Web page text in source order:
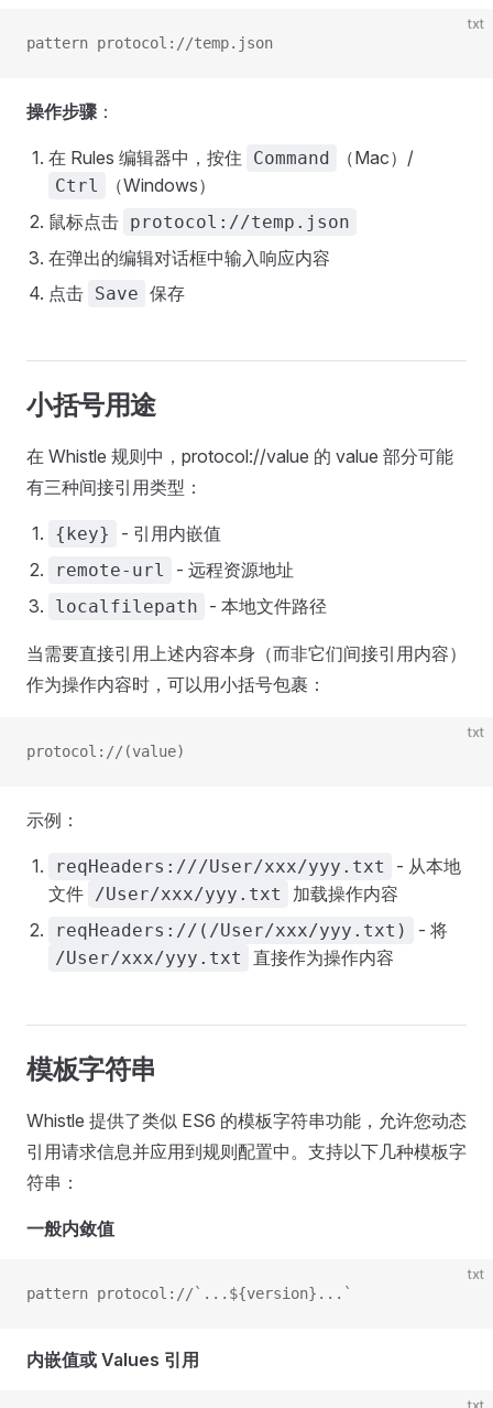
txt
pattern protocol://temp.json
操作步骤：
在 Rules 编辑器中，按住 Command （Mac）/
Ctrl
（Windows）
鼠标点击 protocol://temp.json
在弹出的编辑对话框中输入响应内容
点击 Save 保存
小括号用途
在 Whistle 规则中，protocol://value 的 value 部分可能
有三种间接引用类型：
{key} - 引用内嵌值
remote-url - 远程资源地址
localfilepath - 本地文件路径
当需要直接引用上述内容本身（而非它们间接引用内容）
作为操作内容时，可以用小括号包裹：
txt
protocol://(value)
示例：
reqHeaders:///User/xxx/yyy.txt
- 从本地
文件 /User/xxx/yyy.txt 加载操作内容
reqHeaders://(/User/xxx/yyy.txt) - 将
/User/xxx/yyy.txt 直接作为操作内容
模板字符串
Whistle 提供了类似 ES6 的模板字符串功能，允许您动态
引用请求信息并应用到规则配置中。支持以下几种模板字
符串：
一般内敛值
txt
pattern protocol://`...${version}...`
内嵌值或 Values 引用